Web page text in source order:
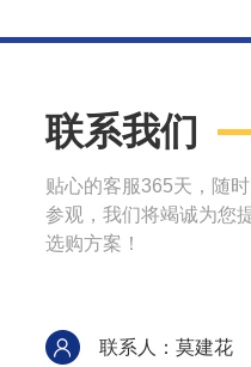
联系我们
贴心的客服365天，随
参观，我们将竭诚为您
选购方案！
联系人：莫建花